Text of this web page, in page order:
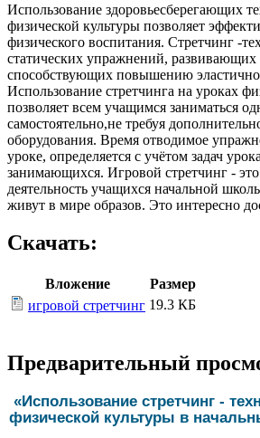
Использование здоровьесберегающих
физической культуры позволяет
физического воспитания. Стретчинг -
статических упражнений, развивающих
способствующих повышению
Использование стретчинга на уроках
позволяет всем учащимся заниматься
самостоятельно,не требуя
оборудования. Время отводимое
уроке, определяется с учётом задач
занимающихся. Игровой стретчинг - это
деятельность учащихся начальной
живут в мире образов. Это интересно
Скачать:
Вложение
Размер
игровой стретчинг 19.3 КБ
Предварительный
«Использование стретчинг -
физической культуры в